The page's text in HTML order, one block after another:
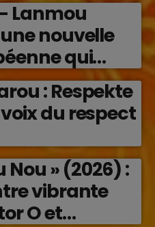
Lanmou
nouvelle
qui
les émotions
(2026)
: Respekte
du respect
Nou » (2026) :
vibrante
O et